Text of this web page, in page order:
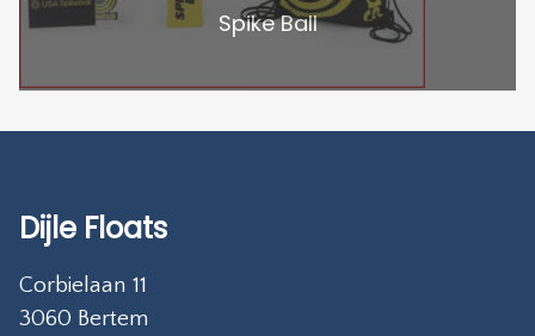
Spike Ball
Dijle Floats
Corbielaan 11
3060 Bertem